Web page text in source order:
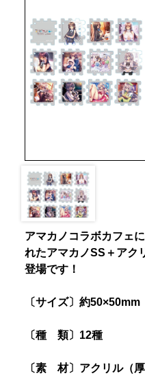
アマカノコラボカフェ
れたアマカノSS＋アク
登場です！
〔サイズ〕約50×50mm
〔種 類〕12種
〔素 材〕アクリル（厚